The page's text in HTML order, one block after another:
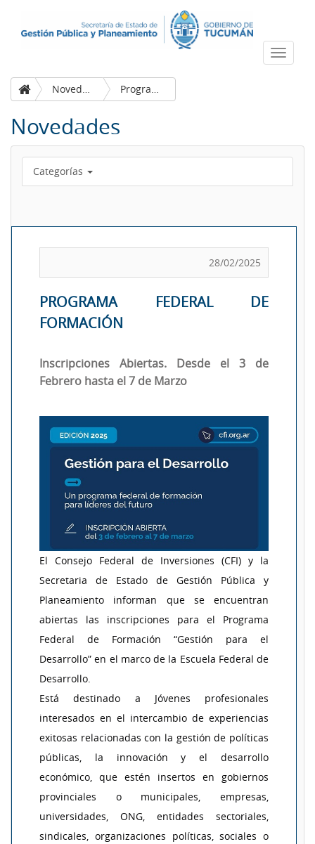
Novedades
Programa Federal de Formación
Novedades
Categorías
28/02/2025
PROGRAMA FEDERAL DE
FORMACIÓN
Inscripciones Abiertas. Desde el 3 de
Febrero hasta el 7 de Marzo
El Consejo Federal de Inversiones (CFI) y la
Secretaria de Estado de Gestión Pública y
Planeamiento informan que se encuentran
abiertas las inscripciones para el Programa
Federal de Formación “Gestión para el
Desarrollo” en el marco de la Escuela Federal de
Desarrollo.
Está destinado a Jóvenes profesionales
interesados en el intercambio de experiencias
exitosas relacionadas con la gestión de políticas
públicas, la innovación y el desarrollo
económico, que estén insertos en gobiernos
provinciales o municipales, empresas,
universidades, ONG, entidades sectoriales,
sindicales, organizaciones políticas, sociales o